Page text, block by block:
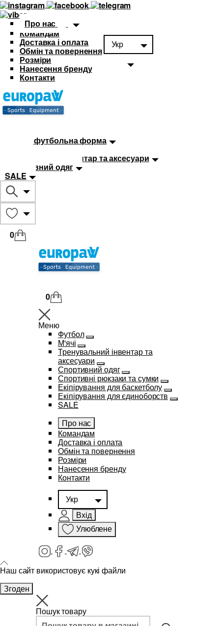
Про нас
Командам
Доставка і оплата
Обмін та повернення
Розміри
Нанесення бренду
Контакти
Укр
Дитяча футбольна форма
Тренувальний інвентар та аксесуари
Спортивний одяг
SALE
0
0
Меню
Футбол
М'ячі
Тренувальний інвентар та
аксесуари
Спортивний одяг
Спортивні рюкзаки та сумки
Екіпірування для баскетболу
Екіпірування для єдиноборств
SALE
Про нас
Командам
Доставка і оплата
Обмін та повернення
Розміри
Нанесення бренду
Контакти
Укр
Вхід
Улюблене
Наш сайт використовує кукі файли
Згоден
Пошук товару